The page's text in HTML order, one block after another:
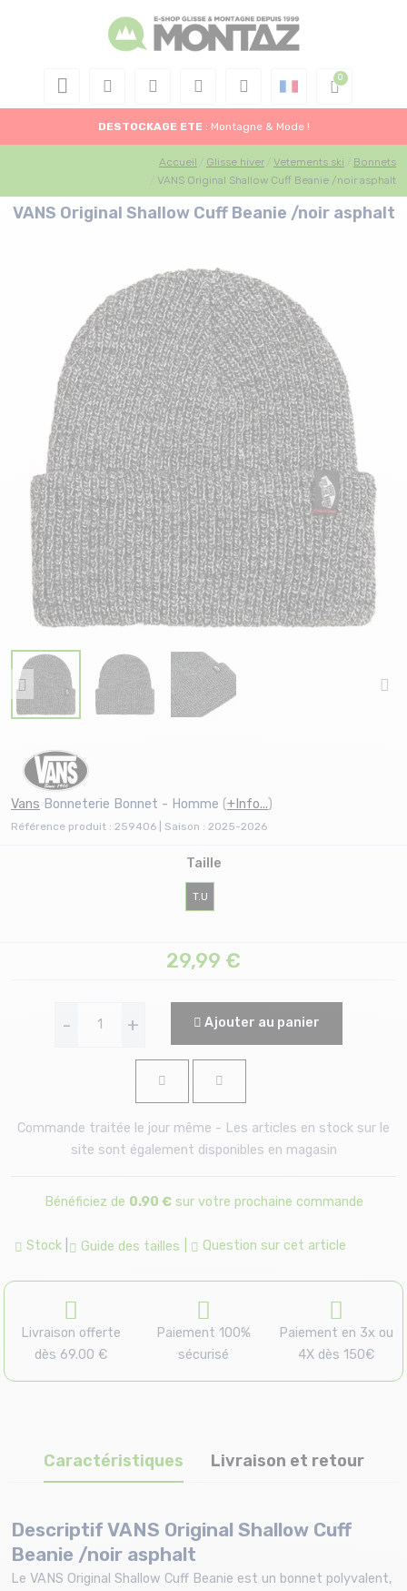
DESTOCKAGE ETE : Montagne & Mode !
Accueil Glisse hiver Vetements ski
Bonnets
VANS Original Shallow Cuff Beanie /noir asphalt
VANS Original Shallow Cuff Beanie /noir asphalt
Vans Bonneterie Bonnet - Homme (+Info...)
Référence produit : 259406 | Saison : 2025-2026
Taille
T.U
29,99 €
- + Ajouter au panier
Commande traitée le jour même - Les articles en stock sur le
site sont également disponibles en magasin
Bénéficiez de 0.90 €sur votre prochaine commande
Stock Guide des tailles Question sur cet article
Livraison offerte
dès 69.00 €
Paiement 100%
sécurisé
Paiement en 3x ou
4X dès 150€
Caractéristiques Livraison et retour
Descriptif VANS Original Shallow Cuff
Beanie /noir asphalt
Le VANS Original Shallow Cuff Beanie est un bonnet polyvalent,